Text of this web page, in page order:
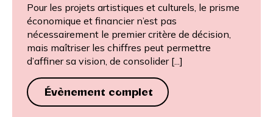
Pour les projets artistiques et culturels, le prisme
économique et financier n’est pas
nécessairement le premier critère de décision,
mais maîtriser les chiffres peut permettre
d’affiner sa vision, de consolider [...]
Évènement complet